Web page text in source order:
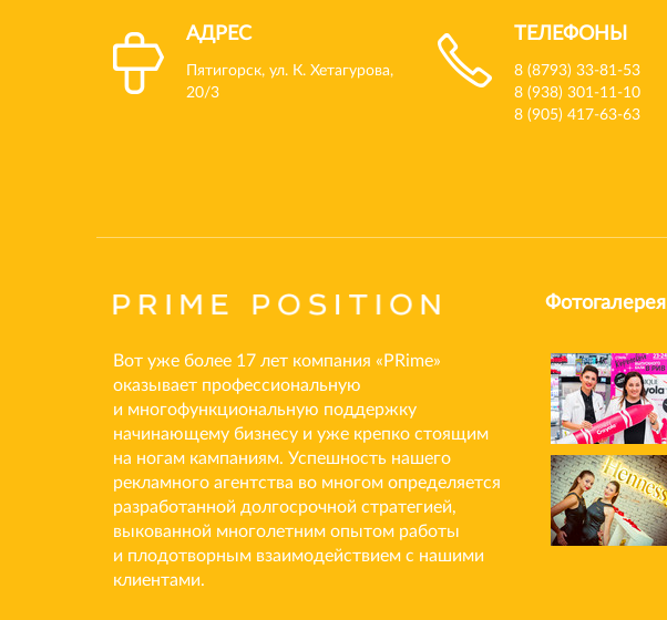
АДРЕС
Пятигорск, ул. К. Хетагурова,
20/3
ТЕЛЕФОНЫ
8 (8793) 33-81-53
8 (938) 301-11-10
8 (905) 417-63-63
Вот уже более 17 лет компания «PRime»
оказывает профессиональную
и многофункциональную поддержку
начинающему бизнесу и уже крепко стоящим
на ногам кампаниям. Успешность нашего
рекламного агентства во многом определяется
разработанной долгосрочной стратегией,
выкованной многолетним опытом работы
и плодотворным взаимодействием с нашими
клиентами.
Фотогалерея